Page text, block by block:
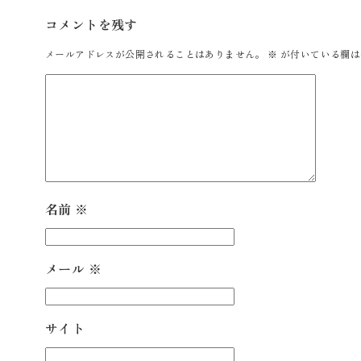
コメントを残す
メールアドレスが公開されることはありません。 ※ が付いている欄
名前 ※
メール ※
サイト